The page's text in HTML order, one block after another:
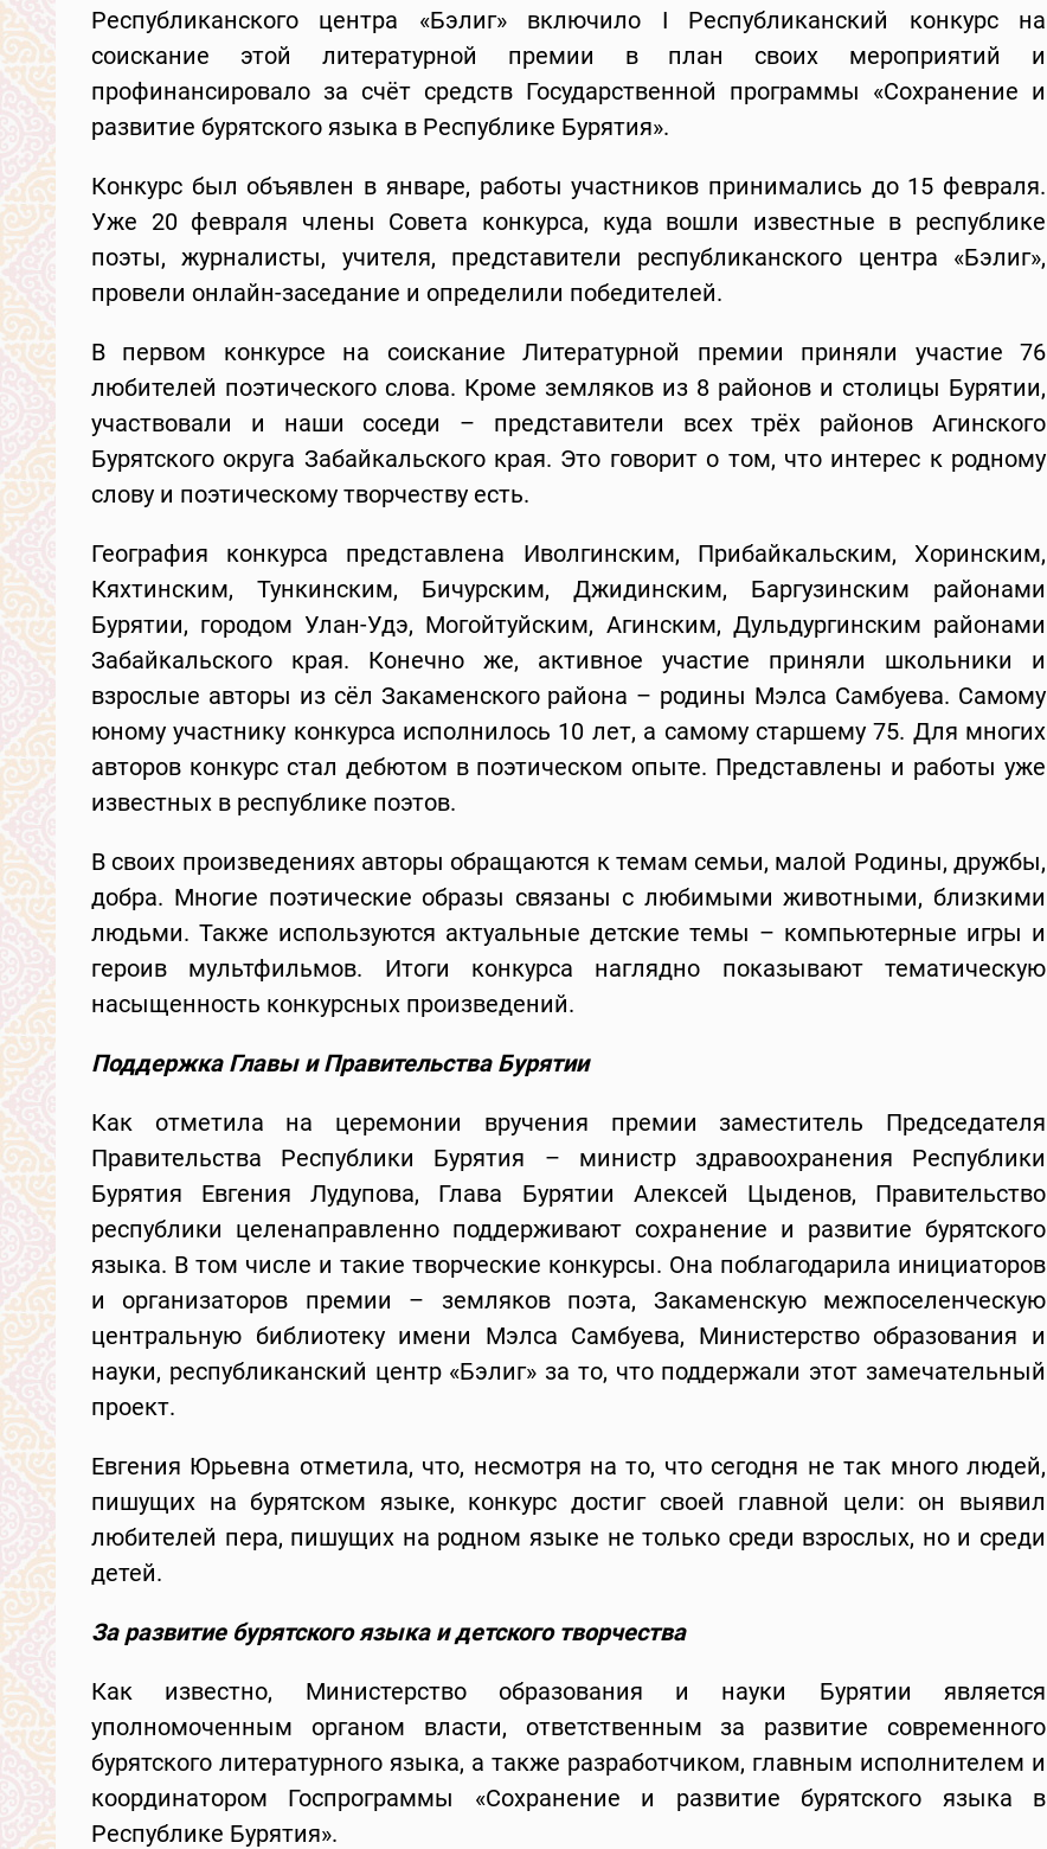
Республиканского центра «Бэлиг» включило I Республиканский конкурс на
соискание этой литературной премии в план своих мероприятий и
профинансировало за счёт средств Государственной программы «Сохранение и
развитие бурятского языка в Республике Бурятия».
Конкурс был объявлен в январе, работы участников принимались до 15 февраля.
Уже 20 февраля члены Совета конкурса, куда вошли известные в республике
поэты, журналисты, учителя, представители республиканского центра «Бэлиг»,
провели онлайн-заседание и определили победителей.
В первом конкурсе на соискание Литературной премии приняли участие 76
любителей поэтического слова. Кроме земляков из 8 районов и столицы Бурятии,
участвовали и наши соседи – представители всех трёх районов Агинского
Бурятского округа Забайкальского края. Это говорит о том, что интерес к родному
слову и поэтическому творчеству есть.
География конкурса представлена Иволгинским, Прибайкальским, Хоринским,
Кяхтинским, Тункинским, Бичурским, Джидинским, Баргузинским районами
Бурятии, городом Улан-Удэ, Могойтуйским, Агинским, Дульдургинским районами
Забайкальского края. Конечно же, активное участие приняли школьники и
взрослые авторы из сёл Закаменского района – родины Мэлса Самбуева. Самому
юному участнику конкурса исполнилось 10 лет, а самому старшему 75. Для многих
авторов конкурс стал дебютом в поэтическом опыте. Представлены и работы уже
известных в республике поэтов.
В своих произведениях авторы обращаются к темам семьи, малой Родины, дружбы,
добра. Многие поэтические образы связаны с любимыми животными, близкими
людьми. Также используются актуальные детские темы – компьютерные игры и
героив мультфильмов. Итоги конкурса наглядно показывают тематическую
насыщенность конкурсных произведений.
Поддержка Главы и Правительства Бурятии
Как отметила на церемонии вручения премии заместитель Председателя
Правительства Республики Бурятия – министр здравоохранения Республики
Бурятия Евгения Лудупова, Глава Бурятии Алексей Цыденов, Правительство
республики целенаправленно поддерживают сохранение и развитие бурятского
языка. В том числе и такие творческие конкурсы. Она поблагодарила инициаторов
и организаторов премии – земляков поэта, Закаменскую межпоселенческую
центральную библиотеку имени Мэлса Самбуева, Министерство образования и
науки, республиканский центр «Бэлиг» за то, что поддержали этот замечательный
проект.
Евгения Юрьевна отметила, что, несмотря на то, что сегодня не так много людей,
пишущих на бурятском языке, конкурс достиг своей главной цели: он выявил
любителей пера, пишущих на родном языке не только среди взрослых, но и среди
детей.
За развитие бурятского языка и детского творчества
Как известно, Министерство образования и науки Бурятии является
уполномоченным органом власти, ответственным за развитие современного
бурятского литературного языка, а также разработчиком, главным исполнителем и
координатором Госпрограммы «Сохранение и развитие бурятского языка в
Республике Бурятия».